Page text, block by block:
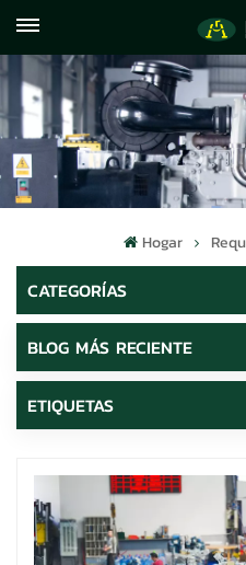
059122071372
Hogar
CATEGORÍAS
BLOG MÁS RECIENTE
ETIQUETAS